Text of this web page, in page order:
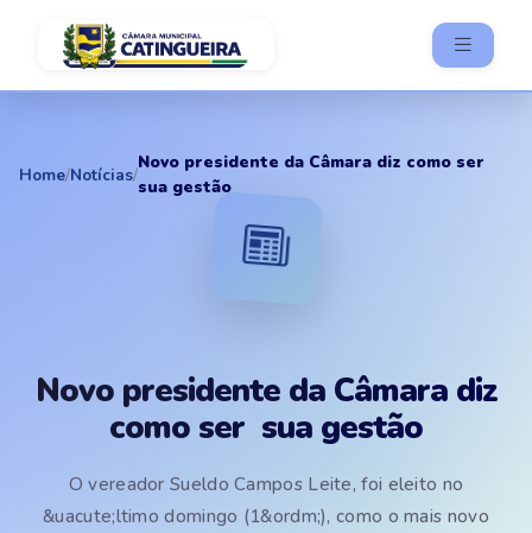
Home/Notícias/
Novo presidente da Câmara diz como ser
sua gestão
Novo presidente da Câmara diz
como ser sua gestão
O vereador Sueldo Campos Leite, foi eleito no
&uacute;ltimo domingo (1&ordm;), como o mais novo